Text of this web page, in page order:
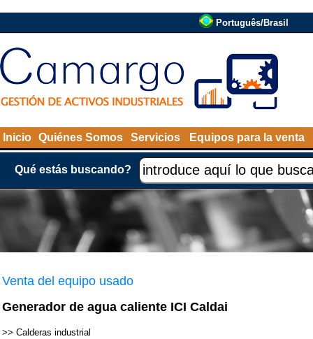
Português/Brasil
Inicio Quiénes Somos Servicios Equipos para la venta
Qué estás buscando?
Venta del equipo usado
Generador de agua caliente ICI Caldai
>> Calderas industrial